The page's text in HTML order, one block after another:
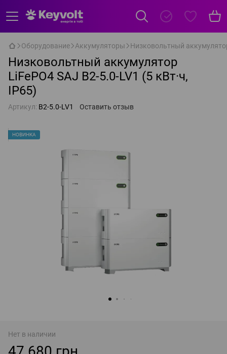
Оборудование Аккумуляторы Низковольтный
Низковольтный аккумулятор
LiFePO4 SAJ B2-5.0-LV1 (5 кВт·ч,
IP65)
Артикул: B2-5.0-LV1 Оставить отзыв
НОВИНКА
Нет в наличии